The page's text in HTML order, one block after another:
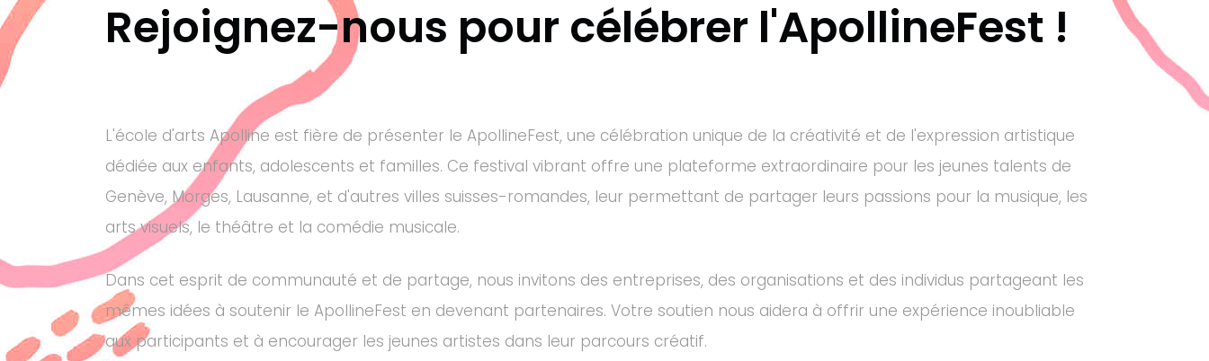
Rejoignez-nous pour célébrer l'ApollineFest !
L'école d'arts Apolline est fière de présenter le ApollineFest, une célébration unique de la créativité et de l'expression artistique
dédiée aux enfants, adolescents et familles. Ce festival vibrant offre une plateforme extraordinaire pour les jeunes talents de
Genève, Morges, Lausanne, et d'autres villes suisses-romandes, leur permettant de partager leurs passions pour la musique, les
arts visuels, le théâtre et la comédie musicale.
Dans cet esprit de communauté et de partage, nous invitons des entreprises, des organisations et des individus partageant les
mêmes idées à soutenir le ApollineFest en devenant partenaires. Votre soutien nous aidera à offrir une expérience inoubliable
aux participants et à encourager les jeunes artistes dans leur parcours créatif.